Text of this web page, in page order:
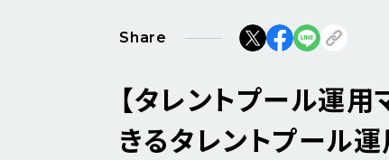
Share
【タレントプール運
きるタレントプール